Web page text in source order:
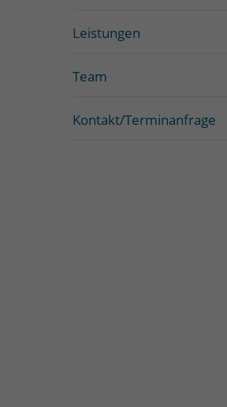
Leistungen
Team
Kontakt/Terminanfrage